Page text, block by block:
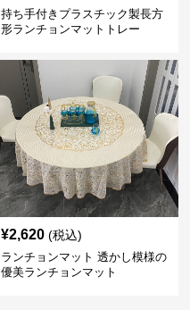
持ち手付きプラスチック製長方
形ランチョンマットトレー
¥2,620 (税込)
ランチョンマット 透かし模様の
優美ランチョンマット